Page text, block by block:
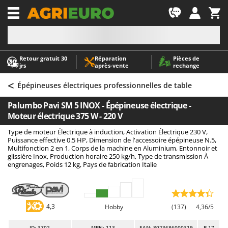
Retour gratuit 30
jrs
Réparation
après‑vente
Pièces de
rechange
-1
A
Abris de jardin
Accessoires pour tracteurs tondeuses autoportés
Aérateurs Scarificateurs pour gazon
Arracheuses de pommes de terre pour tracteur
Aspirateurs - Balais Électriques
Aspirateurs à cendres
Aspirateurs à feuilles sur roues
Aspirateurs Multifonctions
Atomiseurs agricoles pour tracteurs
A
AgriEuro Premium
AgriEuro TOP-LINE
AGT
Aima
Airmec
AL-KO
Alce
Alpina
< Épépineuses électriques professionnelles de table
Palumbo Pavi SM 5 INOX - Épépineuse électrique -
Moteur électrique 375 W - 220 V
Type de moteur Électrique à induction, Activation Électrique 230 V,
Puissance effective 0.5 HP, Dimension de l'accessoire épépineuse N.5,
Multifonction 2 en 1, Corps de la machine en Aluminium, Entonnoir et
glissière Inox, Production horaire 250 kg/h, Type de transmission À
engrenages, Poids 12 kg, Pays de fabrication Italie
4,3 Hobby (137) 4,36/5